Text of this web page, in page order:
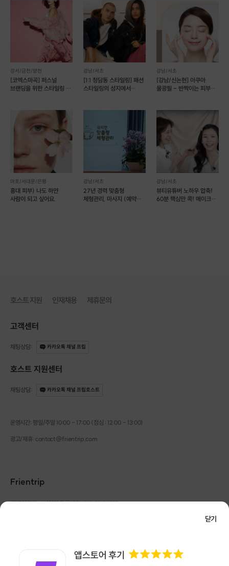
닫기
강서/금천/양천
[코엑스마곡] 퍼스널
브랜딩을 위한 스타일링 by
강남/서초
[1:1 청담동 스타일링] 패션
스타일링의 성지에서
강남/서초
[강남/신논현] 아쿠아
물광필 - 반짝이는 피부로!
마포/서대문/은평
홍대 피부) 나도 하얀
사람이 되고 싶어요.
강남/서초
27년 경력 맞춤형
체형관리, 마사지 (예약
강남/서초
뷰티유튜버 노하우 압축!
60분 핵심만 콕! 메이크업
호스트 지원 인재채용 제휴문의
고객센터
채팅상담: 카카오톡 채널 프립
호스트 지원센터
채팅상담: 카카오톡 채널 프립호스트
운영시간: 평일/주말 10:00 - 17:00 (점심 : 12:00 - 13:00)
광고/제휴: contact@frientrip.com
Frientrip
㈜프렌트립 | 사업자 등록번호 : 261-81-04385
대해 ㈜프렌트립은 일체의 책임을 지지 않습니다.
NICEPAY 안전거래 서비스 : 고객님의 안전거래를 위해 현금 결제 시, 저희 사이트에서 가입한